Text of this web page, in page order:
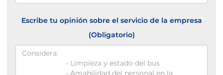
Escribe tu opinión sobre el servicio de la empresa
(Obligatorio)